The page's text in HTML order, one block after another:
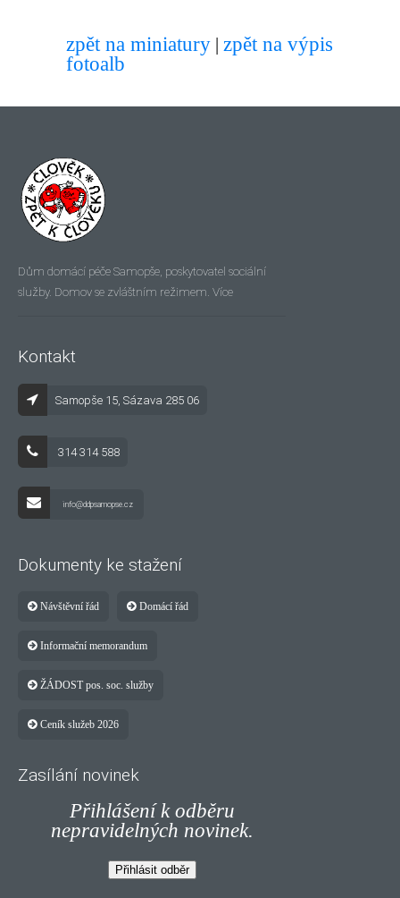
zpět na miniatury | zpět na výpis
fotoalb
Dům domácí péče Samopše, poskytovatel sociální
služby. Domov se zvláštním režimem. Více
Kontakt
Samopše 15, Sázava 285 06
314 314 588
info@ddpsamopse.cz
Dokumenty ke stažení
Návštěvní řád Domácí řád
Informační memorandum
ŽÁDOST pos. soc. služby
Ceník služeb 2026
Zasílání novinek
Přihlášení k odběru
nepravidelných novinek.
Přihlásit odběr